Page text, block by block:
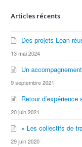
Articles récents
Des projets Lean
13 mai 2024
Un
9 septembre 2021
Retour
20 juin 2021
« Les collectifs de
29 juin 2020